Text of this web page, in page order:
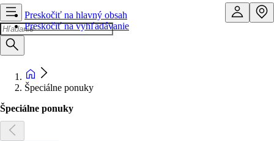
Preskočiť na hlavný obsah
Preskočiť na vyhľadávanie
Špeciálne ponuky
Špeciálne ponuky